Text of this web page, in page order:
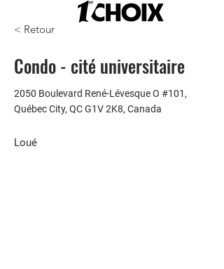
< Retour
Condo - cité universitaire
2050 Boulevard René-Lévesque O #101,
Québec City, QC G1V 2K8, Canada
Loué